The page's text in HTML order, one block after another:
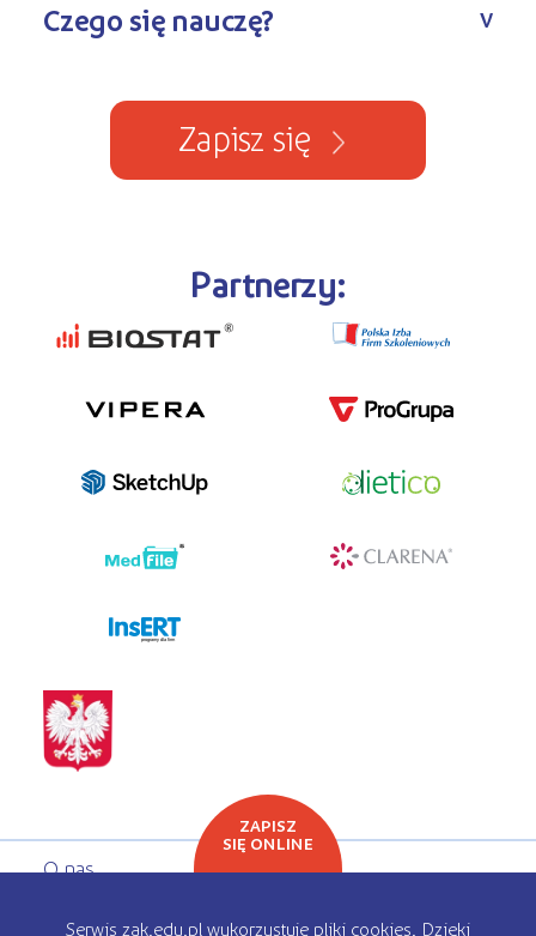
Czego się nauczę? V
Zapisz się
Partnerzy:
programy dla firm
O nas
Oferta edukacyjna
ZAPISZ
SIĘ ONLINE
Serwis zak.edu.pl wykorzystuje pliki cookies. Dzięki